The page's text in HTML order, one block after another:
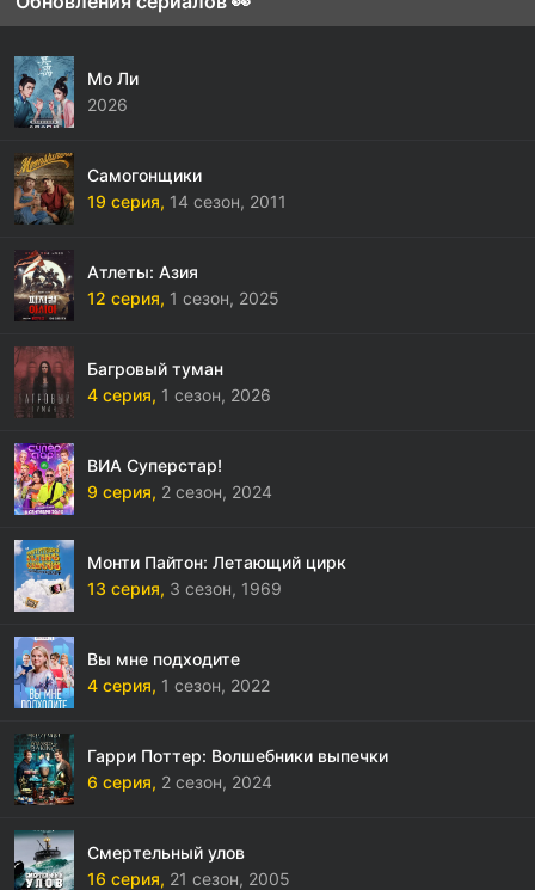
Мо Ли
2026
Самогонщики
19 серия, 14 сезон, 2011
Атлеты: Азия
12 серия, 1 сезон, 2025
Багровый туман
4 серия, 1 сезон, 2026
ВИА Суперстар!
9 серия, 2 сезон, 2024
Монти Пайтон: Летающий цирк
13 серия, 3 сезон, 1969
Вы мне подходите
4 серия, 1 сезон, 2022
Гарри Поттер: Волшебники выпечки
6 серия, 2 сезон, 2024
Смертельный улов
16 серия, 21 сезон, 2005